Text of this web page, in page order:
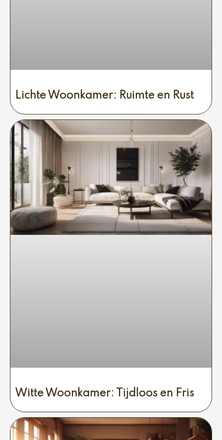
Lichte Woonkamer: Ruimte en Rust
Witte Woonkamer: Tijdloos en Fris